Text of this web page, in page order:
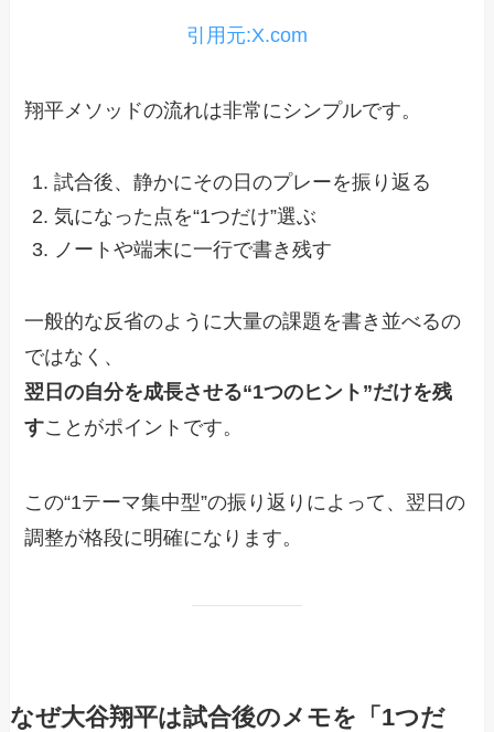
引用元:X.com
翔平メソッドの流れは非常にシンプルです。
試合後、静かにその日のプレーを振り返る
気になった点を“1つだけ”選ぶ
ノートや端末に一行で書き残す
一般的な反省のように大量の課題を書き並べるの
ではなく、
翌日の自分を成長させる“1つのヒント”だけを残
すことがポイントです。
この“1テーマ集中型”の振り返りによって、翌日の
調整が格段に明確になります。
なぜ大谷翔平は試合後のメモを「1つだ